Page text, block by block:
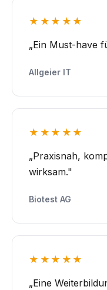
★★★★★
„Ein Must-have
Allgeier IT
★★★★★
„Praxisnah,
wirksam."
Biotest AG
★★★★★
„Eine